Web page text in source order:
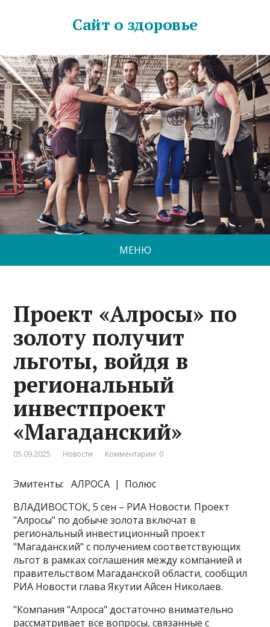
Сайт о здоровье
МЕНЮ
Проект «Алросы» по
золоту получит
льготы, войдя в
региональный
инвестпроект
«Магаданский»
05.09.2025 Новости Комментарии: 0
Эмитенты: АЛРОСА | Полюс
ВЛАДИВОСТОК, 5 сен – РИА Новости. Проект
"Алросы" по добыче золота включат в
региональный инвестиционный проект
"Магаданский" с получением соответствующих
льгот в рамках соглашения между компанией и
правительством Магаданской области, сообщил
РИА Новости глава Якутии Айсен Николаев.
"Компания "Алроса" достаточно внимательно
рассматривает все вопросы, связанные с